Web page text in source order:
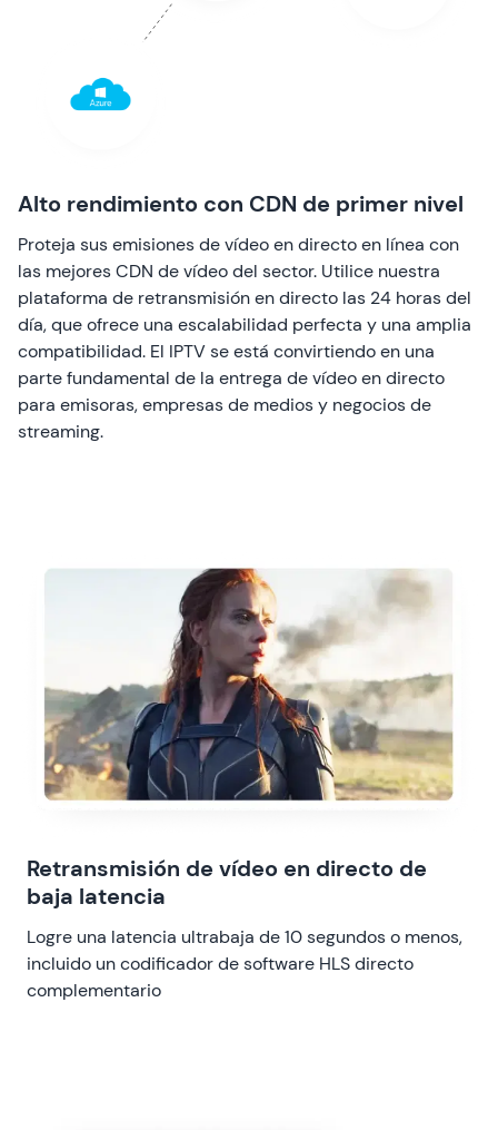
Alto rendimiento con CDN de primer nivel
Proteja sus emisiones de vídeo en directo en línea con
las mejores CDN de vídeo del sector. Utilice nuestra
plataforma de retransmisión en directo las 24 horas del
día, que ofrece una escalabilidad perfecta y una amplia
compatibilidad. El IPTVse está convirtiendo en una
parte fundamental de la entrega de vídeo en directo
para emisoras, empresas de medios y negocios de
streaming.
Retransmisión de vídeo en directo de
baja latencia
Logre una latencia ultrabaja de 10 segundos o menos,
incluido un codificador de software HLS directo
complementario